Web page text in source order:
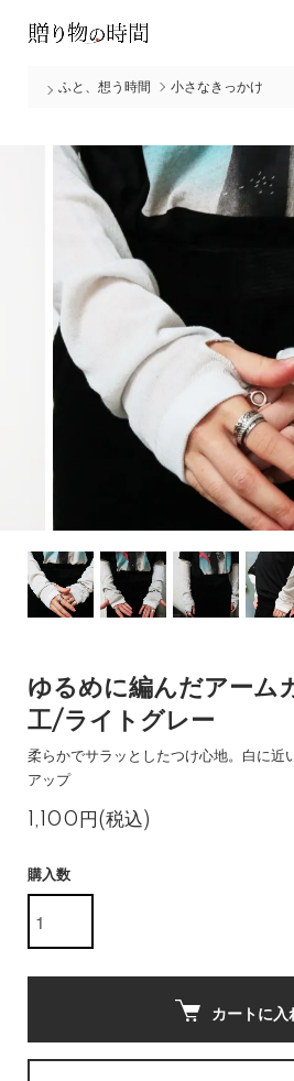
ふと、想う時間 小さなきっかけ
ゆるめに編んだアーム
工/ライトグレー
柔らかでサラッとしたつけ心地。白に近
アップ
1,100円(税込)
購入数
カートに入